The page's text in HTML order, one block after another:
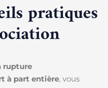
pratiques
rupture
à part entière, vous